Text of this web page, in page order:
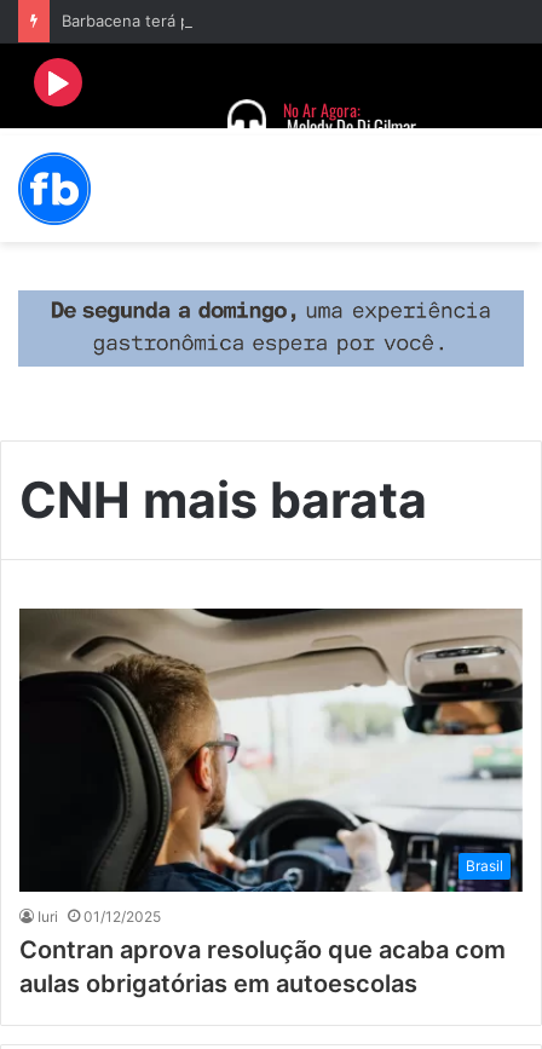
CNH mais barata
Brasil
Iuri 01/12/2025
Contran aprova resolução que acaba com
aulas obrigatórias em autoescolas